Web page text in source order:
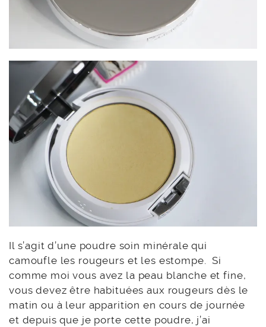
Il s’agit d’une poudre soin minérale qui
camoufle les rougeurs et les estompe. Si
comme moi vous avez la peau blanche et fine,
vous devez être habituées aux rougeurs dès le
matin ou à leur apparition en cours de journée
et depuis que je porte cette poudre, j’ai